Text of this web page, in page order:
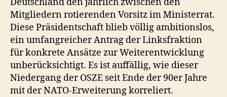
Mitgliedern rotierenden Vorsitz im Ministerrat.
Diese Präsidentschaft blieb völlig ambitionslos,
ein umfangreicher Antrag der Linksfraktion
für konkrete Ansätze zur Weiterentwicklung
unberücksichtigt. Es ist auffällig, wie dieser
Niedergang der OSZE seit Ende der 90er Jahre
mit der NATO-Erweiterung korreliert.